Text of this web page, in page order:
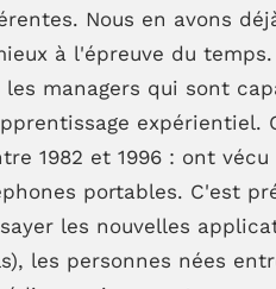
Nous en avons
à l'épreuve du
les managers qui sont
expérientiel.
1982 et 1996 : ont
portables. C'est
les nouvelles
les personnes nées